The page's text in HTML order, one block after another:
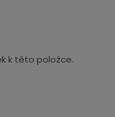
k této položce.